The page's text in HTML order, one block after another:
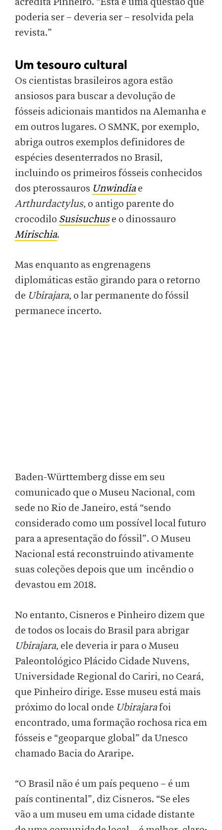
acredita Pinheiro. “Esta é uma questão que
poderia ser – deveria ser – resolvida pela
revista.”
Um tesouro cultural
Os cientistas brasileiros agora estão
ansiosos para buscar a devolução de
fósseis adicionais mantidos na Alemanha e
em outros lugares. O SMNK, por exemplo,
abriga outros exemplos definidores de
espécies desenterrados no Brasil,
incluindo os primeiros fósseis conhecidos
dos pterossauros Unwindiae
Arthurdactylus, o antigo parente do
crocodilo Susisuchuse o dinossauro
Mirischia.
Mas enquanto as engrenagens
diplomáticas estão girando para o retorno
de Ubirajara, o lar permanente do fóssil
permanece incerto.
Baden-Württemberg disse em seu
comunicado que o Museu Nacional, com
sede no Rio de Janeiro, está “sendo
considerado como um possível local futuro
para a apresentação do fóssil”. O Museu
Nacional está reconstruindo ativamente
suas coleções depois que um incêndio o
devastou em 2018.
No entanto, Cisneros e Pinheiro dizem que
de todos os locais do Brasil para abrigar
Ubirajara, ele deveria ir para o Museu
Paleontológico Plácido Cidade Nuvens,
Universidade Regional do Cariri, no Ceará,
que Pinheiro dirige. Esse museu está mais
próximo do local onde Ubirajarafoi
encontrado, uma formação rochosa rica em
fósseis e “geoparque global” da Unesco
chamado Bacia do Araripe.
“O Brasil não é um país pequeno – é um
país continental”, diz Cisneros. “Se eles
vão a um museu em uma cidade distante